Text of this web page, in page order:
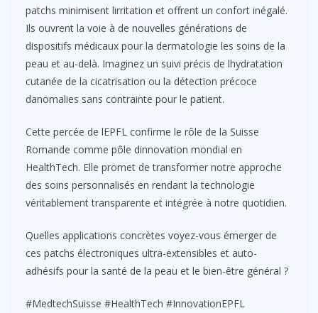
patchs minimisent lirritation et offrent un confort inégalé.
Ils ouvrent la voie à de nouvelles générations de
dispositifs médicaux pour la dermatologie les soins de la
peau et au-delà. Imaginez un suivi précis de lhydratation
cutanée de la cicatrisation ou la détection précoce
danomalies sans contrainte pour le patient.
Cette percée de lEPFL confirme le rôle de la Suisse
Romande comme pôle dinnovation mondial en
HealthTech. Elle promet de transformer notre approche
des soins personnalisés en rendant la technologie
véritablement transparente et intégrée à notre quotidien.
Quelles applications concrètes voyez-vous émerger de
ces patchs électroniques ultra-extensibles et auto-
adhésifs pour la santé de la peau et le bien-être général ?
#MedtechSuisse #HealthTech #InnovationEPFL